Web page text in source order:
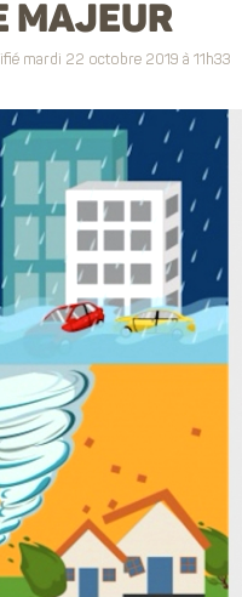
Translate
MAJEUR
mardi 22 octobre 2019 à 11h33